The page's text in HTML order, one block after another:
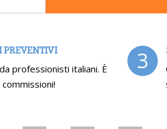
PREVENTIVI
professionisti italiani. È
3